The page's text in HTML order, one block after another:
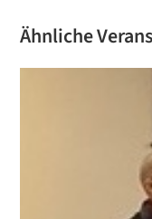
Ähnliche